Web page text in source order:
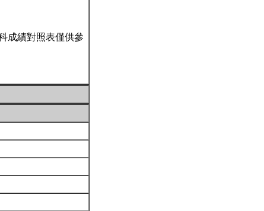
成績對照表僅供參